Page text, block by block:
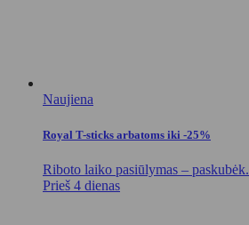
Naujiena
Royal T-sticks arbatoms iki -25%
Riboto laiko pasiūlymas – paskubėk.
Prieš 4 dienas